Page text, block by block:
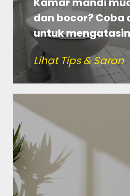
dan bocor? Coba
untuk
Lihat Tips & Saran